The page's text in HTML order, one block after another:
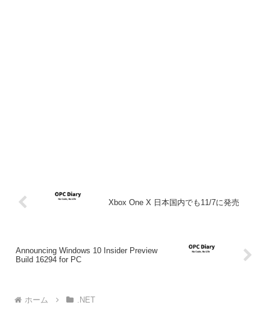
Xbox One X 日本国内でも11/7に発売
Announcing Windows 10 Insider Preview
Build 16294 for PC
ホーム .NET